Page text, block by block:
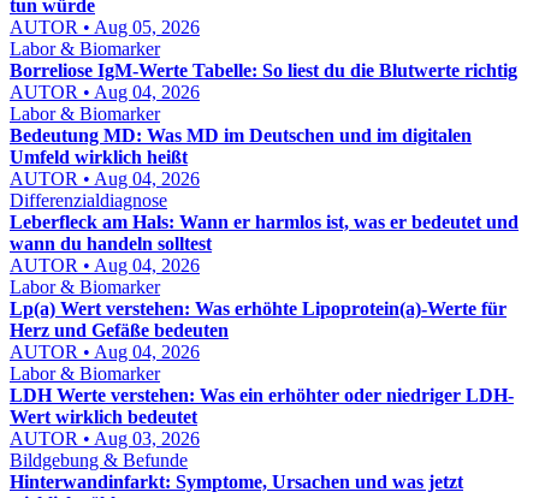
tun würde
AUTOR • Aug 05, 2026
Labor & Biomarker
Borreliose IgM-Werte Tabelle: So liest du die Blutwerte richtig
AUTOR • Aug 04, 2026
Labor & Biomarker
Bedeutung MD: Was MD im Deutschen und im digitalen
Umfeld wirklich heißt
AUTOR • Aug 04, 2026
Differenzialdiagnose
Leberfleck am Hals: Wann er harmlos ist, was er bedeutet und
wann du handeln solltest
AUTOR • Aug 04, 2026
Labor & Biomarker
Lp(a) Wert verstehen: Was erhöhte Lipoprotein(a)-Werte für
Herz und Gefäße bedeuten
AUTOR • Aug 04, 2026
Labor & Biomarker
LDH Werte verstehen: Was ein erhöhter oder niedriger LDH-
Wert wirklich bedeutet
AUTOR • Aug 03, 2026
Bildgebung & Befunde
Hinterwandinfarkt: Symptome, Ursachen und was jetzt